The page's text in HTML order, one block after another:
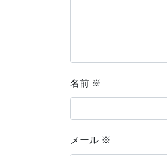
名前 ※
メール ※